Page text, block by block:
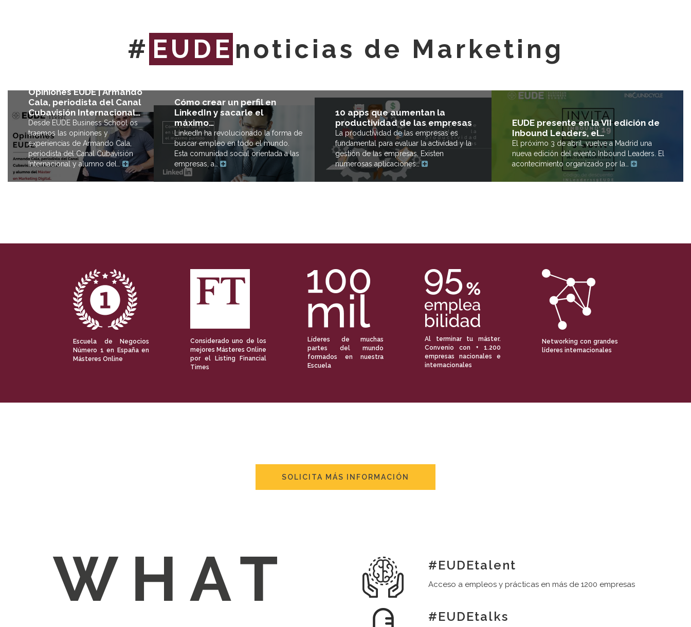
# EUDE noticias de Marketing
Opiniones EUDE | Armando
Cala, periodista del Canal
Cubavisión Internacional…
Desde EUDE Business School os
traemos las opiniones y
experiencias de Armando Cala,
periodista del Canal Cubavisión
Internacional y alumno del…
Cómo crear un perfil en
LinkedIn y sacarle el
máximo…
LinkedIn ha revolucionado la forma de
buscar empleo en todo el mundo.
Esta comunidad social orientada a las
empresas, a…
10 apps que aumentan la
productividad de las empresas
La productividad de las empresas es
fundamental para evaluar la actividad y la
gestión de las empresas. Existen
numerosas aplicaciones…
EUDE presente en la VII edición de
Inbound Leaders, el…
El próximo 3 de abril, vuelve a Madrid una
nueva edición del evento Inbound Leaders. El
acontecimiento organizado por la…
Escuela de Negocios
Número 1 en España en
Másteres Online
Considerado uno de los
mejores Másteres Online
por el Listing Financial
Times
Líderes de muchas
partes del mundo
formados en nuestra
Escuela
Al terminar tu máster.
Convenio con + 1.200
empresas nacionales e
internacionales
Networking con grandes
líderes internacionales
SOLICITA MÁS INFORMACIÓN
#EUDEtalent
Acceso a empleos y prácticas en más de 1200 empresas
#EUDEtalks